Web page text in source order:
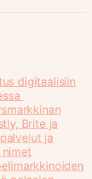
digitaalisiin
Brite ja
ja